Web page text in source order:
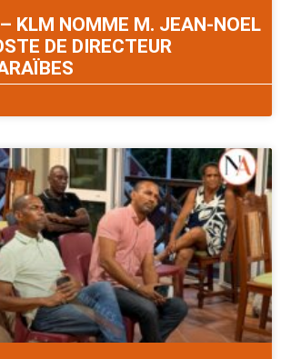
KLM NOMME M. JEAN-NOEL
DE DIRECTEUR